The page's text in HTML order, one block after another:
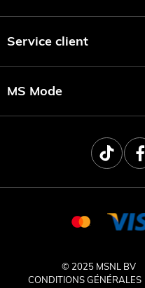
Service client
MS Mode
© 2025 MSNL BV
CONDITIONS GÉNÉRALES